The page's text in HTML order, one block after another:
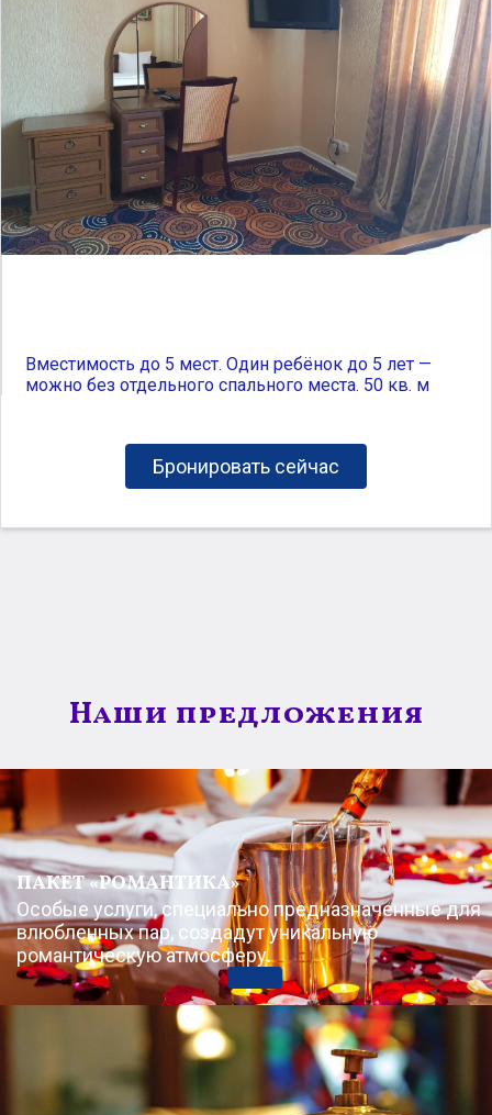
Вместимость до 5 мест. Один ребёнок до 5 лет —
можно без отдельного спального места. 50 кв. м
Бронировать сейчас
Наши предложения
ПАКЕТ «РОМАНТИКА»
Особые услуги, специально предназначенные для
влюбленных пар, создадут уникальную
романтическую атмосферу.